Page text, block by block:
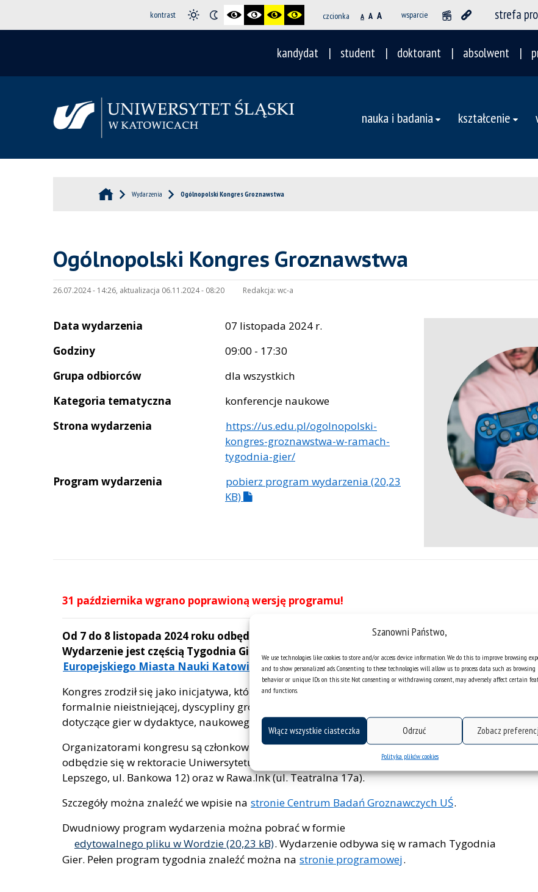
Szanowni Państwo,
We use technologies like cookies to store and/or access device information. We do this to improve browsing
and to show personalized ads. Consenting to these technologies will allow us to process data such as browsing
behavior or unique IDs on this site. Not consenting or withdrawing consent, may adversely affect certain
and functions.
Włącz wszystkie ciasteczka Odrzuć Zobacz
Polityka plików cookies
kontrast czcionka A A A wsparcie strefa
kandydat student doktorant absolwent
nauka i badania kształcenie
Wydarzenia Ogólnopolski Kongres Groznawstwa
Ogólnopolski Kongres Groznawstwa
26.07.2024 - 14:26, aktualizacja 06.11.2024 - 08:20 Redakcja: wc-a
Data wydarzenia
07 listopada 2024 r.
Godziny
09:00 - 17:30
Grupa odbiorców
dla wszystkich
Kategoria tematyczna
konferencje naukowe
Strona wydarzenia
https://us.edu.pl/ogolnopolski-
kongres-groznawstwa-w-ramach-
tygodnia-gier/
Program wydarzenia
pobierz program wydarzenia (20,23
KB)
31 października wgrano poprawioną wersję programu!
Od 7 do 8 listopada 2024 roku odbędzie się Ogólnopolski Kongres Groznawstwa.
Wydarzenie jest częścią Tygodnia Gier – inicjatywy towarzyszącej obchodom
Europejskiego Miasta Nauki Katowice 2024.
Kongres zrodził się jako inicjatywa, której celem jest debata dotycząca przyszłości, wciąż
formalnie nieistniejącej, dyscypliny groznawstwa. Uczestnicy konferencji poruszą tematy
dotyczące gier w dydaktyce, naukowego badania gier, a także ich wpływu społecznego.
Organizatorami kongresu są członkowie
Centrum Badań Groznawczych UŚ. Wydarzenie
odbędzie się w rektoracie Uniwersytetu Śląskiego w Katowicach (ul. aula Kazimierza
Lepszego, ul. Bankowa 12) oraz w Rawa.Ink (ul. Teatralna 17a).
Szczegóły można znaleźć we wpisie na stronie Centrum Badań Groznawczych UŚ.
Dwudniowy program wydarzenia można pobrać w formie
edytowalnego pliku w Wordzie
. Wydarzenie odbywa się w ramach Tygodnia
Gier. Pełen program tygodnia znaleźć można na stronie programowej.